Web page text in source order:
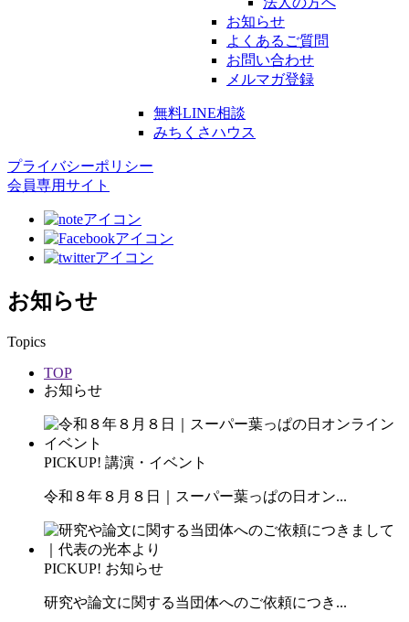
お知らせ
よくあるご質問
お問い合わせ
メルマガ登録
無料LINE相談
みちくさハウス
プライバシーポリシー
会員専用サイト
お知らせ
Topics
TOP
お知らせ
PICKUP! 講演・イベント
令和８年８月８日｜スーパー葉っぱの日オン...
PICKUP! お知らせ
研究や論文に関する当団体へのご依頼につき...